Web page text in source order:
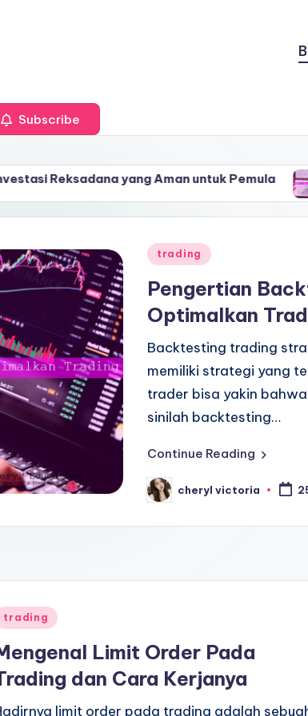
Subscribe
yang Aman untuk Pemula Pakai
3
Posted
trading
Pengertian
Optimalkan
Backtesting trading
memiliki strategi yang
trader bisa yakin
sinilah backtesting…
Continue Reading
Posted
by
cheryl victoria
trading
Limit Order Pada
dan Cara Kerjanya
limit order pada trading adalah